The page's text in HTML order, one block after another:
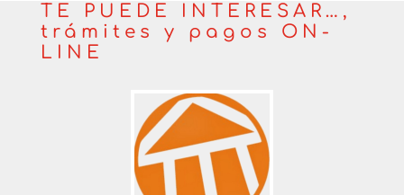
TE PUEDE INTERESAR…,
trámites y pagos ON-
LINE